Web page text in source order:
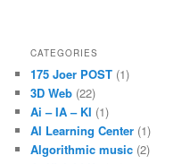
CATEGORIES
175 Joer POST (1)
3D Web (22)
Ai – IA – KI (1)
AI Learning Center (1)
Algorithmic music (2)